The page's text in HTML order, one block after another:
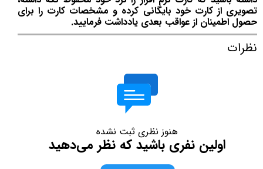
تصویری از کارت خود بایگانی کرده و مشخصات کارت را برای
حصول اطمینان از عواقب بعدی یادداشت فرمایید.
نظرات
هنوز نظری ثبت نشده
اولین نفری باشید که نظر می‌دهید